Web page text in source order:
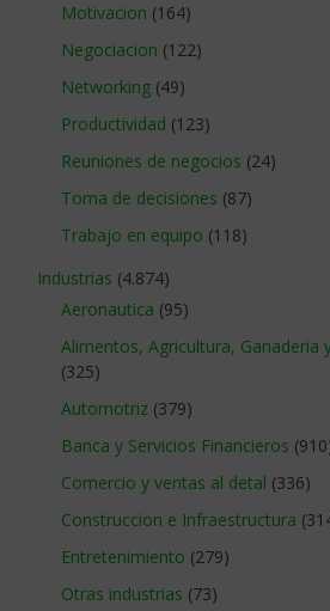
Motivacion (164)
Negociacion (122)
Networking (49)
Productividad (123)
Reuniones de negocios (24)
Toma de decisiones (87)
Trabajo en equipo (118)
Industrias (4.874)
Aeronautica (95)
Alimentos, Agricultura, Ganaderia
(325)
Automotriz (379)
Banca y Servicios Financieros
Comercio y ventas al detal (336)
Construccion e Infraestructura
Entretenimiento (279)
Otras industrias (73)